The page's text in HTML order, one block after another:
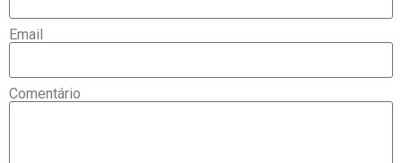
Email
Comentário